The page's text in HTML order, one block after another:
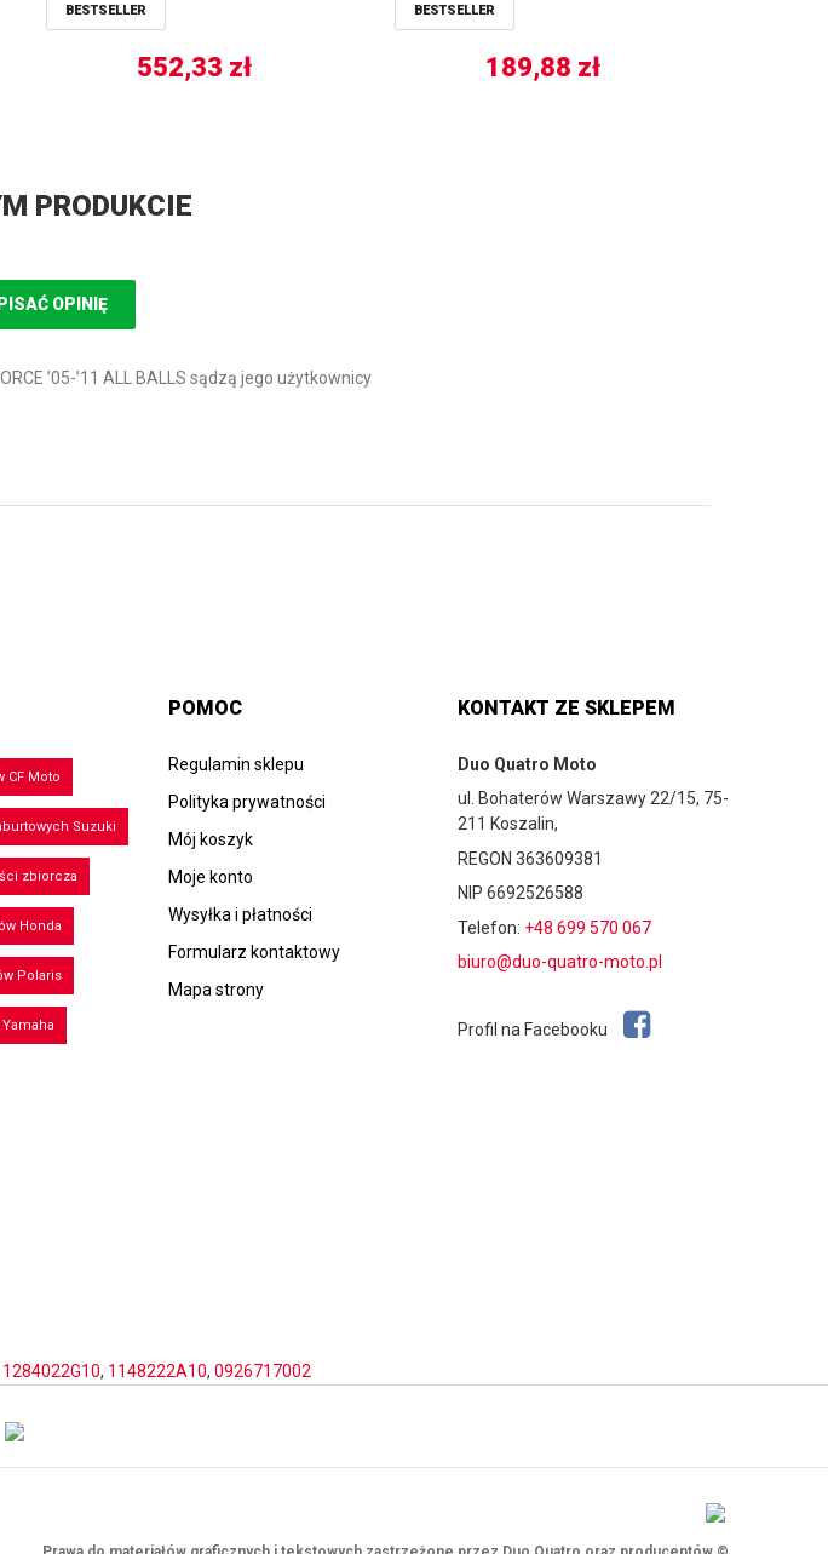
BESTSELLER
552,33 zł
BESTSELLER
189,88 zł
PRODUKCIE
OPINIĘ
’05-’11 ALL BALLS sądzą jego użytkownicy
CF Moto
Suzuki
zbiorcza
Honda
Polaris
POMOC
Regulamin sklepu
Polityka prywatności
Mój koszyk
Moje konto
Wysyłka i płatności
Formularz kontaktowy
Mapa strony
KONTAKT ZE SKLEPEM
Duo Quatro Moto
ul. Bohaterów Warszawy 22/15, 75-
211 Koszalin,
REGON 363609381
NIP 6692526588
Telefon: +48 699 570 067
biuro@duo-quatro-moto.pl
Profil na Facebooku
1284022G10, 1148222A10, 0926717002